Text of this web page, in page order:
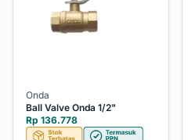
Onda
Ball Valve Onda 1/2"
Rp 136.778